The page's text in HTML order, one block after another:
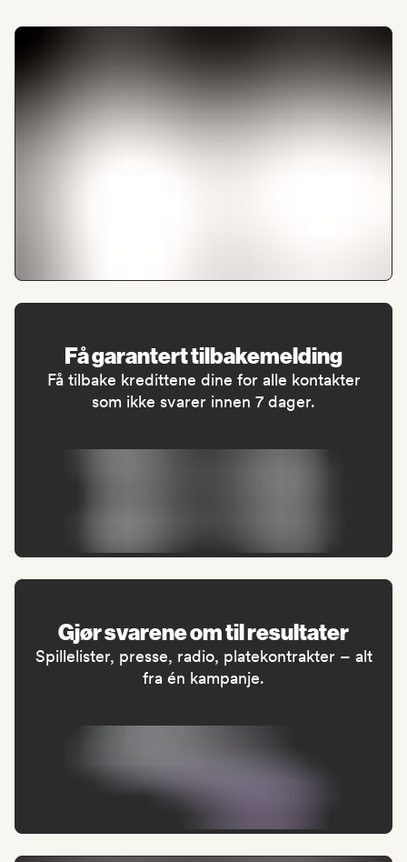
Få garantert tilbakemelding
Få tilbake kredittene dine for alle kontakter
som ikke svarer innen 7 dager.
Gjør svarene om til resultater
Spillelister, presse, radio, platekontrakter – alt
fra én kampanje.